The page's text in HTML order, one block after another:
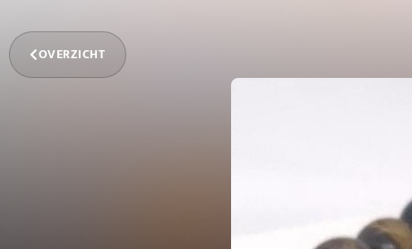
OVERZICHT